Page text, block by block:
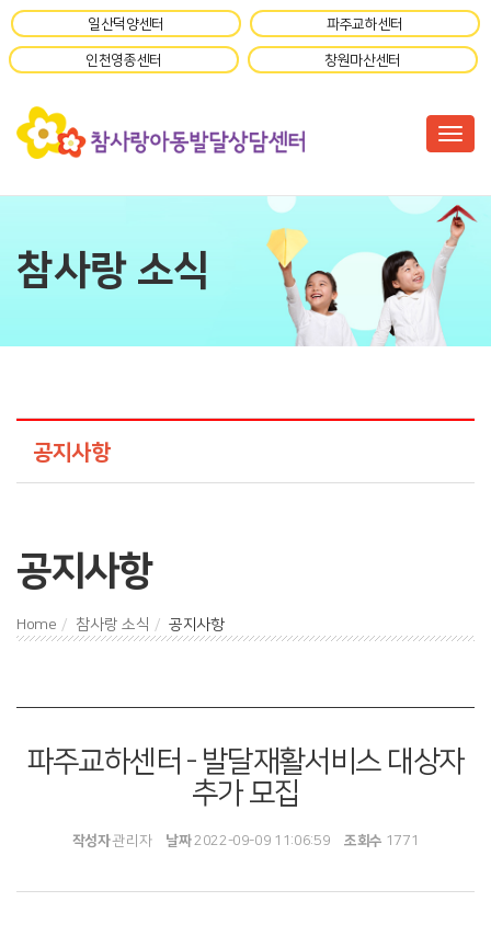
일산덕양센터 파주교하센터
인천영종센터 창원마산센터
참사랑 소식
공지사항
공지사항
Home 참사랑 소식 공지사항
파주교하센터 - 발달재활서비스 대상자
추가 모집
작성자관리자 날짜2022-09-09 11:06:59 조회수 1771